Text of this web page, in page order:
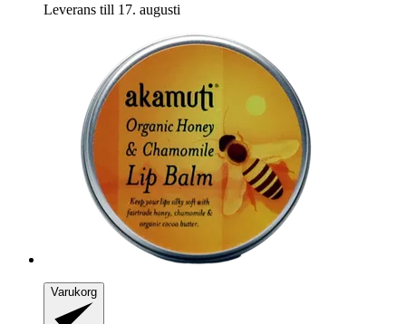
Leverans till 17. augusti
Varukorg